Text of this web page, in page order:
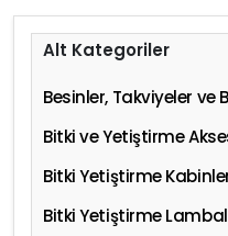
Alt Kategoriler
Besinler, Takviyeler ve
Bitki ve Yetiştirme
Bitki Yetiştirme
Bitki Yetiştirme